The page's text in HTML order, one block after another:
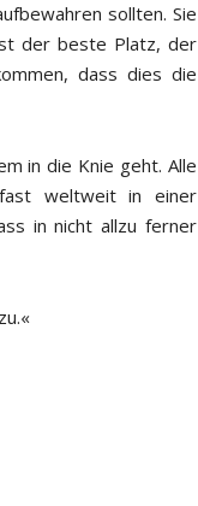
sollten. Sie
der beste Platz, der
dass dies die
in die Knie geht. Alle
weltweit in einer
in nicht allzu ferner